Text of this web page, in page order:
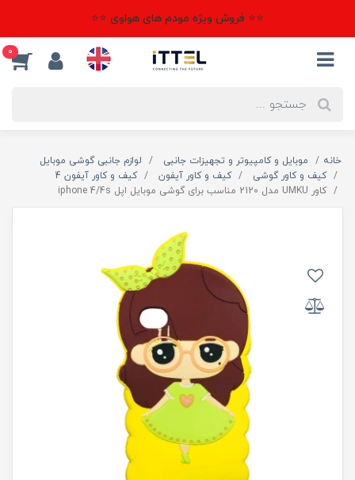
⭐⭐ فروش ویژه مودم های هواوی ⭐⭐
0
خانه موبایل و کامپیوتر و تجهیزات جانبی
لوازم جانبی گوشی موبایل
کیف و کاور گوشی
کیف و کاور آیفون
کیف و کاور آیفون 4
کاور UMKU مدل 2120 مناسب برای گوشی موبایل اپل iphone 4/4s